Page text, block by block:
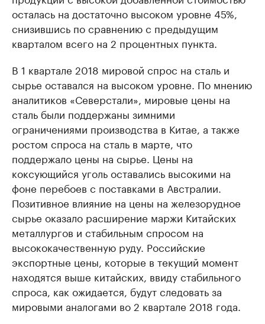
осталась на достаточно высоком уровне 45%,
снизившись по сравнению с предыдущим
кварталом всего на 2 процентных пункта.
В 1 квартале 2018 мировой спрос на сталь и
сырье оставался на высоком уровне. По мнению
аналитиков «Северстали», мировые цены на
сталь были поддержаны зимними
ограничениями производства в Китае, а также
ростом спроса на сталь в марте, что
поддержало цены на сырье. Цены на
коксующийся уголь оставались высокими на
фоне перебоев с поставками в Австралии.
Позитивное влияние на цены на железорудное
сырье оказало расширение маржи Китайских
металлургов и стабильным спросом на
высококачественную руду. Российские
экспортные цены, которые в текущий момент
находятся выше китайских, ввиду стабильного
спроса, как ожидается, будут следовать за
мировыми аналогами во 2 квартале 2018 года.